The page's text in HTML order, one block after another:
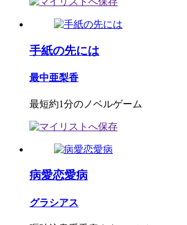
手紙の先には
最中亜梨香
最短約1分のノベルゲーム
病愛恋愛病
グラシアス